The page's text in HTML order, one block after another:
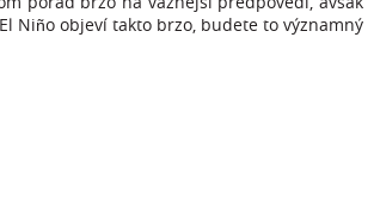
Niño objeví takto brzo, budete to významný